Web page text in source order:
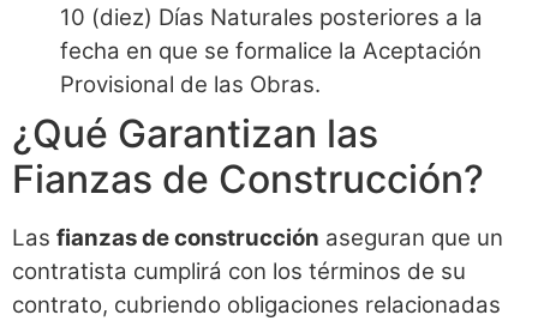
10 (diez) Días Naturales posteriores a la
fecha en que se formalice la Aceptación
Provisional de las Obras.
¿Qué Garantizan las
Fianzas de Construcción?
Las fianzas de construcción aseguran que un
contratista cumplirá con los términos de su
contrato, cubriendo obligaciones relacionadas